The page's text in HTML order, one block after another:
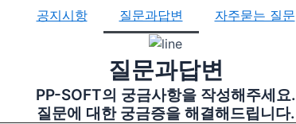
공지시항 질문과답변 자주묻는 질문
질문과답변
PP-SOFT의 궁금사항을 작성해주세요.
질문에 대한 궁금증을 해결해드립니다.